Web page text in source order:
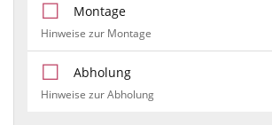
Montage
Hinweise zur Montage
Abholung
Hinweise zur Abholung